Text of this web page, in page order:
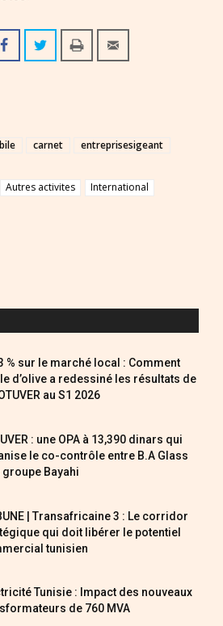
carnet
entreprisesigeant
Autres activites
International
% sur le marché local : Comment
d’olive a redessiné les résultats de
au S1 2026
: une OPA à 13,390 dinars qui
le co-contrôle entre B.A Glass
groupe Bayahi
| Transafricaine 3 : Le corridor
qui doit libérer le potentiel
tunisien
Tunisie : Impact des nouveaux
de 760 MVA